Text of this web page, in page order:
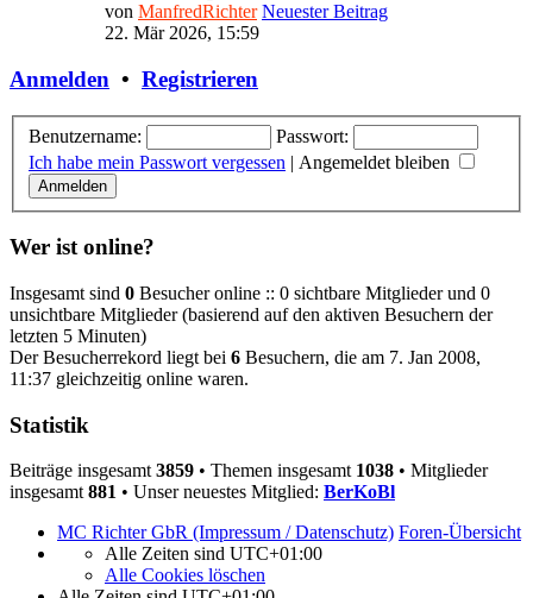
von ManfredRichter Neuester Beitrag
22. Mär 2026, 15:59
Anmelden • Registrieren
Benutzername:
Passwort:
Ich habe mein Passwort vergessen | Angemeldet bleiben
Wer ist online?
Insgesamt sind 0 Besucher online :: 0 sichtbare Mitglieder und 0
unsichtbare Mitglieder (basierend auf den aktiven Besuchern der
letzten 5 Minuten)
Der Besucherrekord liegt bei 6 Besuchern, die am 7. Jan 2008,
11:37 gleichzeitig online waren.
Statistik
Beiträge insgesamt 3859 • Themen insgesamt 1038 • Mitglieder
insgesamt 881 • Unser neuestes Mitglied: BerKoBl
MC Richter GbR (Impressum / Datenschutz) Foren-Übersicht
Alle Zeiten sind UTC+01:00
Alle Cookies löschen